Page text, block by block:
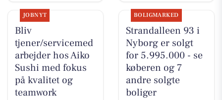
JOBNYT
Bliv
tjener/servicemed
arbejder hos Aiko
Sushi med fokus
på kvalitet og
teamwork
BOLIGMARKED
Strandalleen 93 i
Nyborg er solgt
for 5.995.000 - se
køberen og 7
andre solgte
boliger